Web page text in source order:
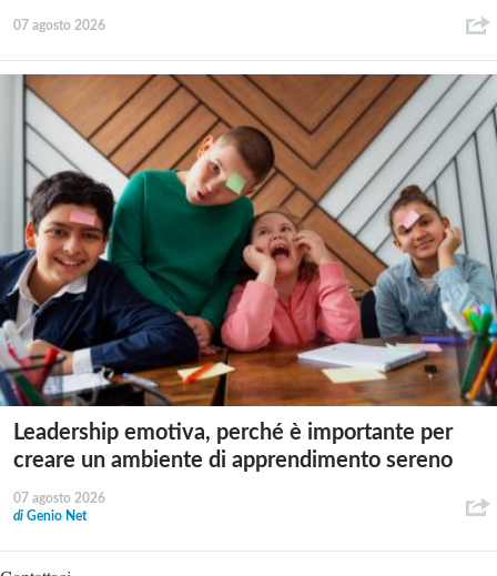
07 agosto 2026
Leadership emotiva, perché è importante per
creare un ambiente di apprendimento sereno
07 agosto 2026
di Genio Net